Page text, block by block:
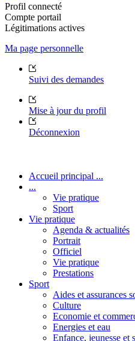
Profil connecté
Compte portail
Légitimations actives
Ma page personnelle
Suivi des demandes
Mise à jour du profil
Déconnexion
Accueil principal ...
...
Vie pratique
Sport
Vie pratique
Agenda & actualités
Portrait
Officiel
Vie pratique
Prestations
Sport
Aides et assurances
Culture
Economie et
Energies et eau
Enfance, jeunesse et